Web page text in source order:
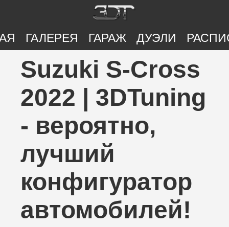
ГАЛЕРЕЯ ГАРАЖ ДУЭЛИ
Suzuki S-Cross
2022 | 3DTuning
- вероятно,
лучший
конфигуратор
автомобилей!